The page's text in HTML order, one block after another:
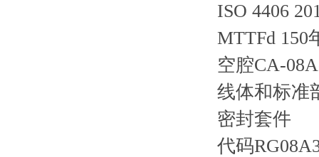
ISO 4406
MTTFd 150
空腔CA-
线体和标准
密封套件
代码